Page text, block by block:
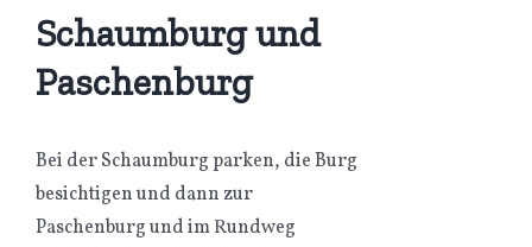
Schaumburg und
Paschenburg
Bei der Schaumburg parken, die Burg
besichtigen und dann zur
Paschenburg und im Rundweg